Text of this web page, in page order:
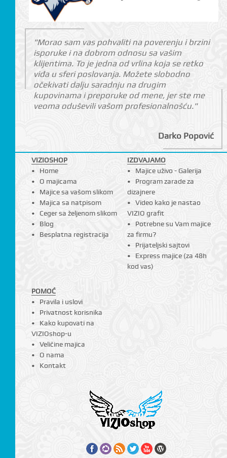
"Morao sam vas pohvaliti na poverenju i brzini
isporuke i na dobrom odnosu sa vašim
klijentima. To je jedna od vrlina koja se retko
viđa u sferi poslovanja. Možete slobodno
očekivati dalju saradnju na drugim
kupovinama i preporuke od mene, jer ste me
veoma oduševili vašom profesionalnošću."
Darko Popović
VIZIOSHOP
Home
O majicama
Majice sa vašom slikom
Majica sa natpisom
Ceger sa željenom slikom
Blog
Besplatna registracija
IZDVAJAMO
Majice uživo - Galerija
Program zarade za
dizajnere
Video kako je nastao
VIZIO grafit
Potrebne su Vam majice
za firmu?
Prijateljski sajtovi
Express majice (za 48h
kod vas)
POMOĆ
Pravila i uslovi
Privatnost korisnika
Kako kupovati na
VIZIOshop-u
Veličine majica
O nama
Kontakt